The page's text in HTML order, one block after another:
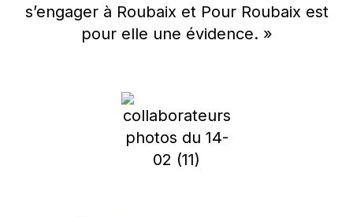
s’engager à Roubaix et Pour Roubaix est
pour elle une évidence. »